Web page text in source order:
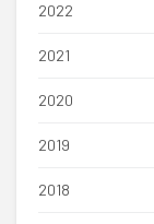
2022
2021
2020
2019
2018